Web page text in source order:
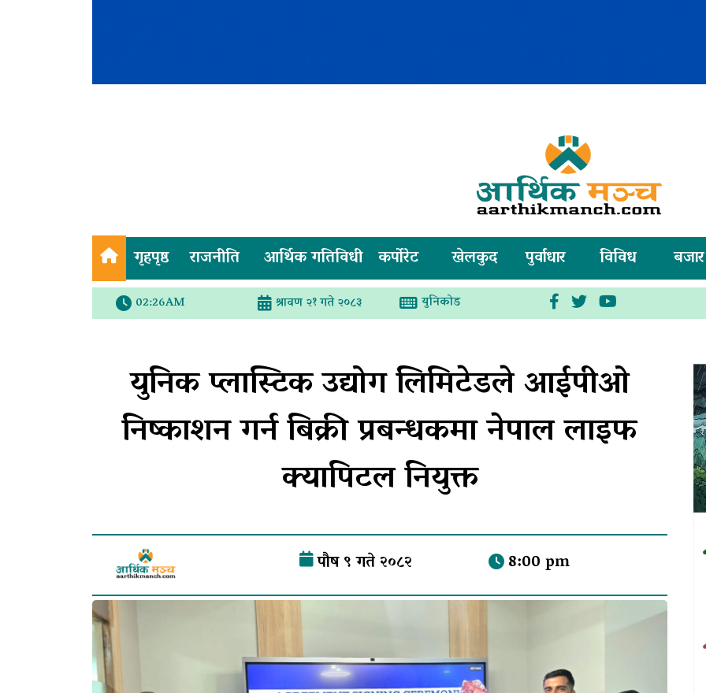
गृहपृष्ठ राजनीति आर्थिक गतिविधी कर्पोरेट खेलकुद पुर्वाधार विविध बजार
02:26AM श्रावण २१ गते २०८३ युनिकोड
युनिक प्लास्टिक उद्योग लिमिटेडले आईपीओ
निष्काशन गर्न बिक्री प्रबन्धकमा नेपाल लाइफ
क्यापिटल नियुक्त
पौष ९ गते २०८२ 8:00 pm